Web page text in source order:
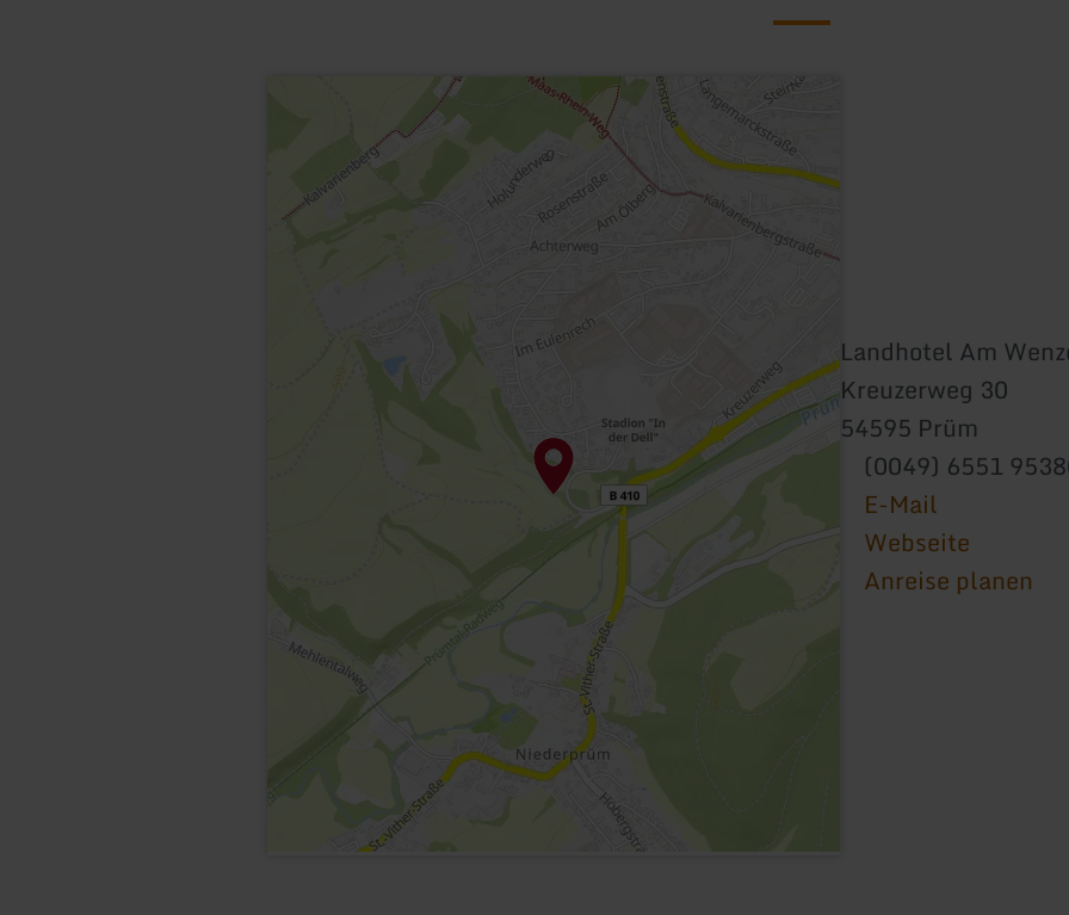
Landhotel Am
Kreuzerweg 30
54595 Prüm
(0049) 6551
E-Mail
Webseite
Anreise planen